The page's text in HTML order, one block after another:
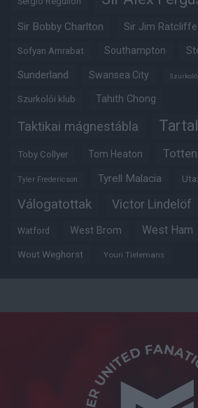
Sir Bobby Charlton Sir Jim Ratcliffe
Sofyan Amrabat Southampton
Sunderland Swansea City
Szurkolói klub Tahith Chong
Taktikai mágnestábla
Toby Collyer Tom Heaton
Tyler Fredericson Tyrell Malacia
Válogatottak Victor Lindelöf
Watford West Brom West Ham
Wout Weghorst Youri Tielemans